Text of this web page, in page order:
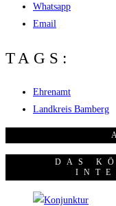
Whatsapp
Email
TAGS:
Ehrenamt
Landkreis Bamberg
DAS